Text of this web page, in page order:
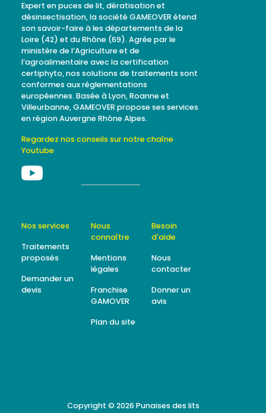
Expert en puces de lit, dératisation et
désinsectisation, la société GAMEOVER étend
son savoir-faire à les départements de la
Loire (42) et du Rhône (69). Agrée par le
ministère de l’Agriculture et de
l’agroalimentaire avec la certification
certiphyto, nos solutions de traitements sont
conformes aux réglementations
européennes. Basée à Lyon, Roanne et
Villeurbanne, GAMEOVER propose ses services
en région Auvergne Rhône Alpes.
Regardez nos conseils sur notre chaîne
Youtube
Nos services
Traitements
proposés
Demander un
devis
Nous
connaître
Mentions
légales
Franchise
GAMOVER
Plan du site
Besoin
d'aide
Nous
contacter
Donner un
avis
Copyright © 2026 Punaises des lits